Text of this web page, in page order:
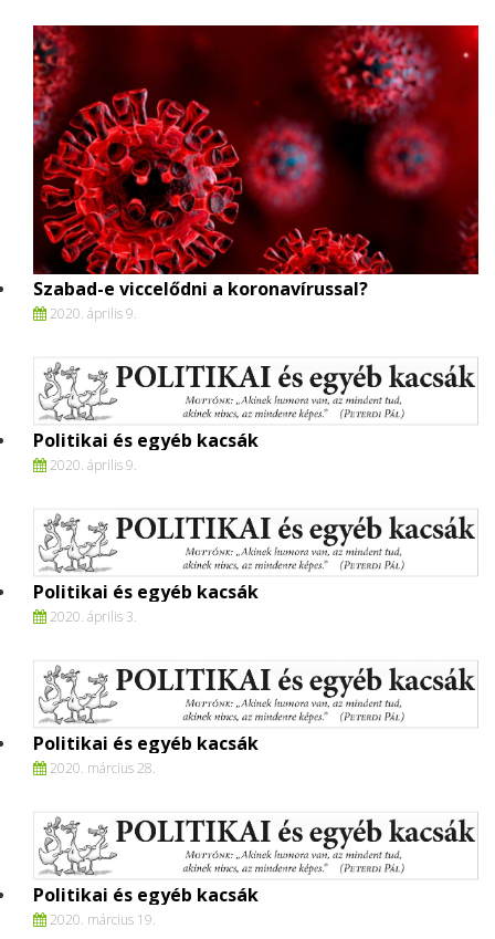
Szabad-e viccelődni a koronavírussal?
2020. április 9.
Politikai és egyéb kacsák
2020. április 9.
Politikai és egyéb kacsák
2020. április 3.
Politikai és egyéb kacsák
2020. március 28.
Politikai és egyéb kacsák
2020. március 19.